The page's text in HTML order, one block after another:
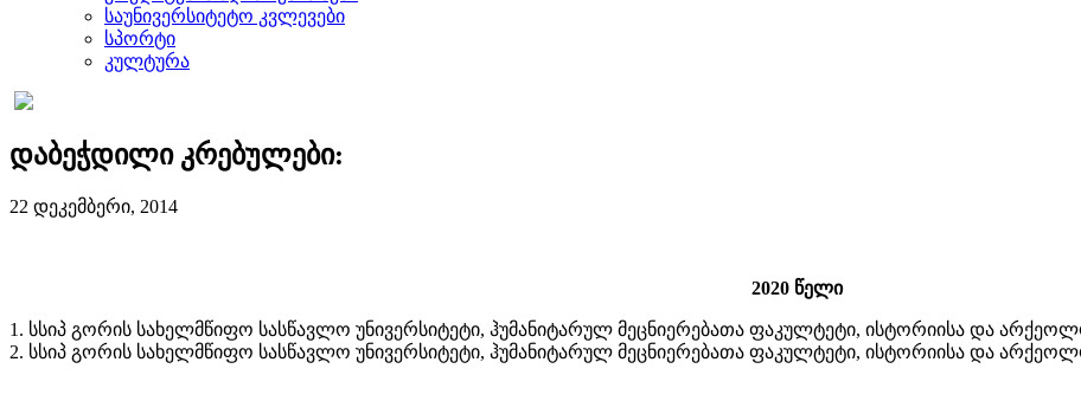
საუნივერსიტეტო კვლევები
სპორტი
კულტურა
დაბეჭდილი კრებულები:
22 დეკემბერი, 2014
2020 წელი
1. სსიპ გორის სახელმწიფო სასწავლო უნივერსიტეტი, ჰუმანიტარულ მეცნიერებათა ფაკულტეტი, ისტორიისა და
2. სსიპ გორის სახელმწიფო სასწავლო უნივერსიტეტი, ჰუმანიტარულ მეცნიერებათა ფაკულტეტი, ისტორიისა და